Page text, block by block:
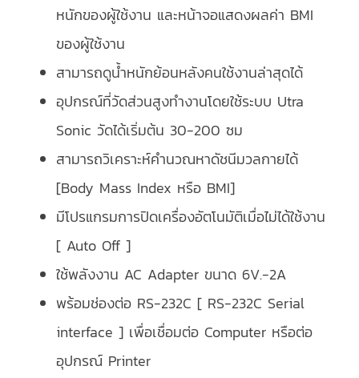
หนักของผู้ใช้งาน และหน้าจอแสดงผลค่า BMI
ของผู้ใช้งาน
สามารถดูน้ำหนักย้อนหลังคนใช้งานล่าสุดได้
อุปกรณ์ที่วัดส่วนสูงทำงานโดยใช้ระบบ Utra
Sonic วัดได้เริ่มต้น 30-200 ซม
สามารถวิเคราะห์คำนวณหาดัชนีมวลกายได้
[Body Mass Index หรือ BMI]
มีโปรแกรมการปิดเครื่องอัตโนมัติเมื่อไม่ได้ใช้งาน
[ Auto Off ]
ใช้พลังงาน AC Adapter ขนาด 6V.-2A
พร้อมช่องต่อ RS-232C [ RS-232C Serial
interface ] เพื่อเชื่อมต่อ Computer หรือต่อ
อุปกรณ์ Printer